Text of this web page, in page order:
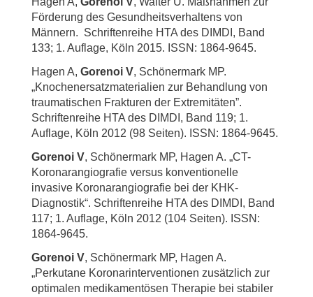
Förderung des Gesundheitsverhaltens von
Männern. Schriftenreihe HTA des DIMDI, Band
133; 1. Auflage, Köln 2015. ISSN: 1864-9645.
Hagen A, Gorenoi V, Schönermark MP.
„Knochenersatzmaterialien zur Behandlung von
traumatischen Frakturen der Extremitäten”.
Schriftenreihe HTA des DIMDI, Band 119; 1.
Auflage, Köln 2012 (98 Seiten). ISSN: 1864-9645.
Gorenoi V, Schönermark MP, Hagen A. „CT-
Koronarangiografie versus konventionelle
invasive Koronarangiografie bei der KHK-
Diagnostik“. Schriftenreihe HTA des DIMDI, Band
117; 1. Auflage, Köln 2012 (104 Seiten). ISSN:
1864-9645.
Gorenoi V, Schönermark MP, Hagen A.
„Perkutane Koronarinterventionen zusätzlich zur
optimalen medikamentösen Therapie bei stabiler